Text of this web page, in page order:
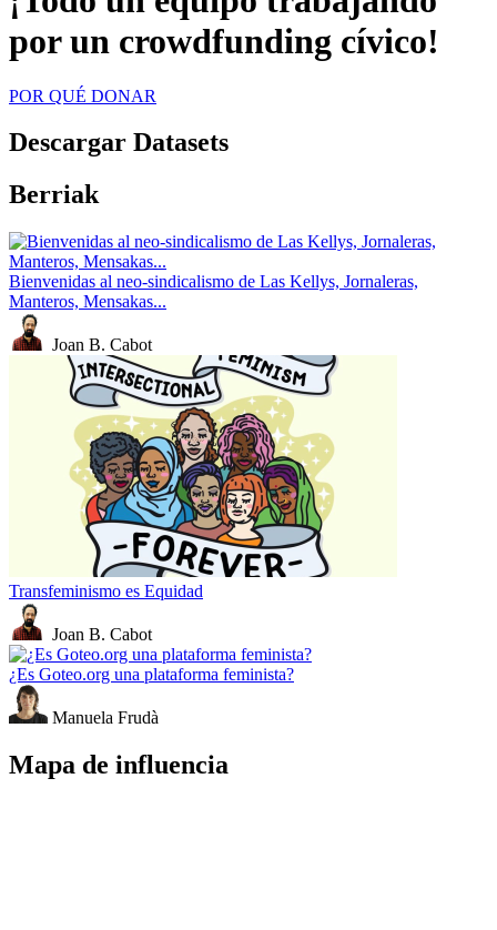
por un crowdfunding cívico!
POR QUÉ DONAR
Descargar Datasets
Berriak
Bienvenidas al neo-sindicalismo de Las Kellys, Jornaleras,
Manteros, Mensakas...
Joan B. Cabot
Transfeminismo es Equidad
Joan B. Cabot
¿Es Goteo.org una plataforma feminista?
Manuela Frudà
Mapa de influencia